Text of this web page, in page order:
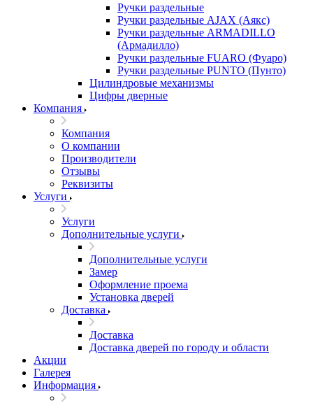
Ручки раздельные
Ручки раздельные AJAX (Аякс)
Ручки раздельные ARMADILLO
(Армадилло)
Ручки раздельные FUARO (Фуаро)
Ручки раздельные PUNTO (Пунто)
Цилиндровые механизмы
Цифры дверные
Компания
Компания
О компании
Производители
Отзывы
Реквизиты
Услуги
Услуги
Дополнительные услуги
Дополнительные услуги
Замер
Оформление проема
Установка дверей
Доставка
Доставка
Доставка дверей по городу и области
Акции
Галерея
Информация